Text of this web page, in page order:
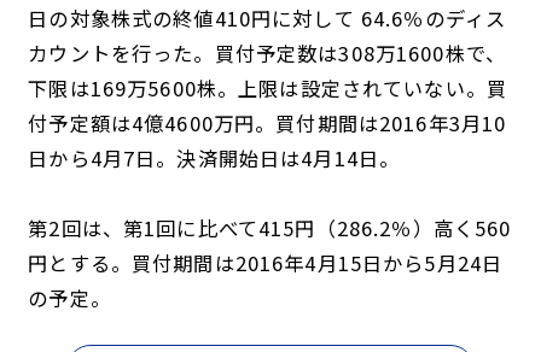
日の対象株式の終値410円に対して 64.6％のディス
カウントを行った。買付予定数は308万1600株で、
下限は169万5600株。上限は設定されていない。買
付予定額は4億4600万円。買付期間は2016年3月10
日から4月7日。決済開始日は4月14日。
第2回は、第1回に比べて415円（286.2％）高く560
円とする。買付期間は2016年4月15日から5月24日
の予定。